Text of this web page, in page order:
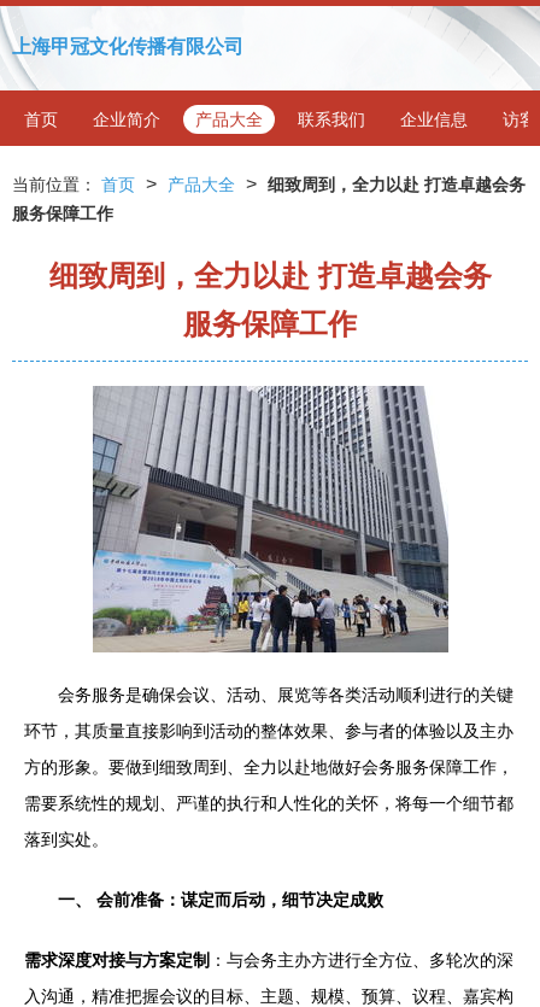
上海甲冠文化传播有限公司
首页 企业简介 产品大全 联系我们 企业信息 访客
当前位置： 首页 > 产品大全 > 细致周到，全力以赴 打造卓越会务
服务保障工作
细致周到，全力以赴 打造卓越会务
服务保障工作
会务服务是确保会议、活动、展览等各类活动顺利进行的关键
环节，其质量直接影响到活动的整体效果、参与者的体验以及主办
方的形象。要做到细致周到、全力以赴地做好会务服务保障工作，
需要系统性的规划、严谨的执行和人性化的关怀，将每一个细节都
落到实处。
一、 会前准备：谋定而后动，细节决定成败
需求深度对接与方案定制 ：与会务主办方进行全方位、多轮次的深
入沟通，精准把握会议的目标、主题、规模、预算、议程、嘉宾构